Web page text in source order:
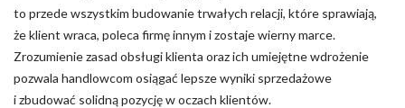
to przede wszystkim budowanie trwałych relacji, które sprawiają,
że klient wraca, poleca firmę innym i zostaje wierny marce.
Zrozumienie zasad obsługi klienta oraz ich umiejętne wdrożenie
pozwala handlowcom osiągać lepsze wyniki sprzedażowe
i zbudować solidną pozycję w oczach klientów.
Zapisz moje preferencje
Akceptuj wszystko